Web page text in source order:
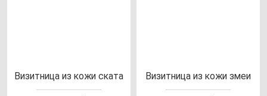
Визит­ни­ца из ко­жи ска­та Визит­ни­ца из ко­жи змеи